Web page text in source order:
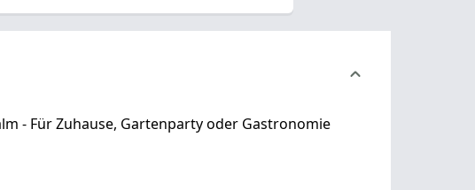
- Für Zuhause, Gartenparty oder Gastronomie